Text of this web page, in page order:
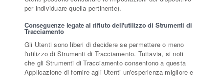
per individuare quella pertinente).
Conseguenze legate al rifiuto dell'utilizzo di Strumenti di
Tracciamento
Gli Utenti sono liberi di decidere se permettere o meno
l'utilizzo di Strumenti di Tracciamento. Tuttavia, si noti
che gli Strumenti di Tracciamento consentono a questa
Applicazione di fornire agli Utenti un'esperienza migliore e